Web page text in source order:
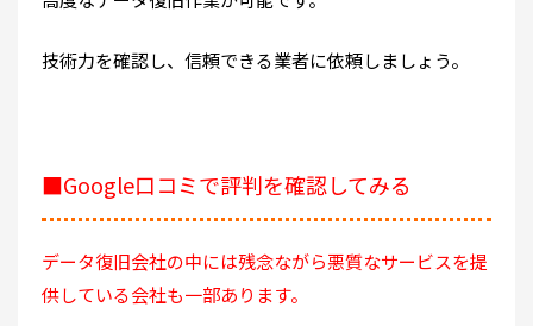
技術力を確認し、信頼できる業者に依頼しましょう。
■Google口コミで評判を確認してみる
データ復旧会社の中には残念ながら悪質なサービスを提
供している会社も一部あります。